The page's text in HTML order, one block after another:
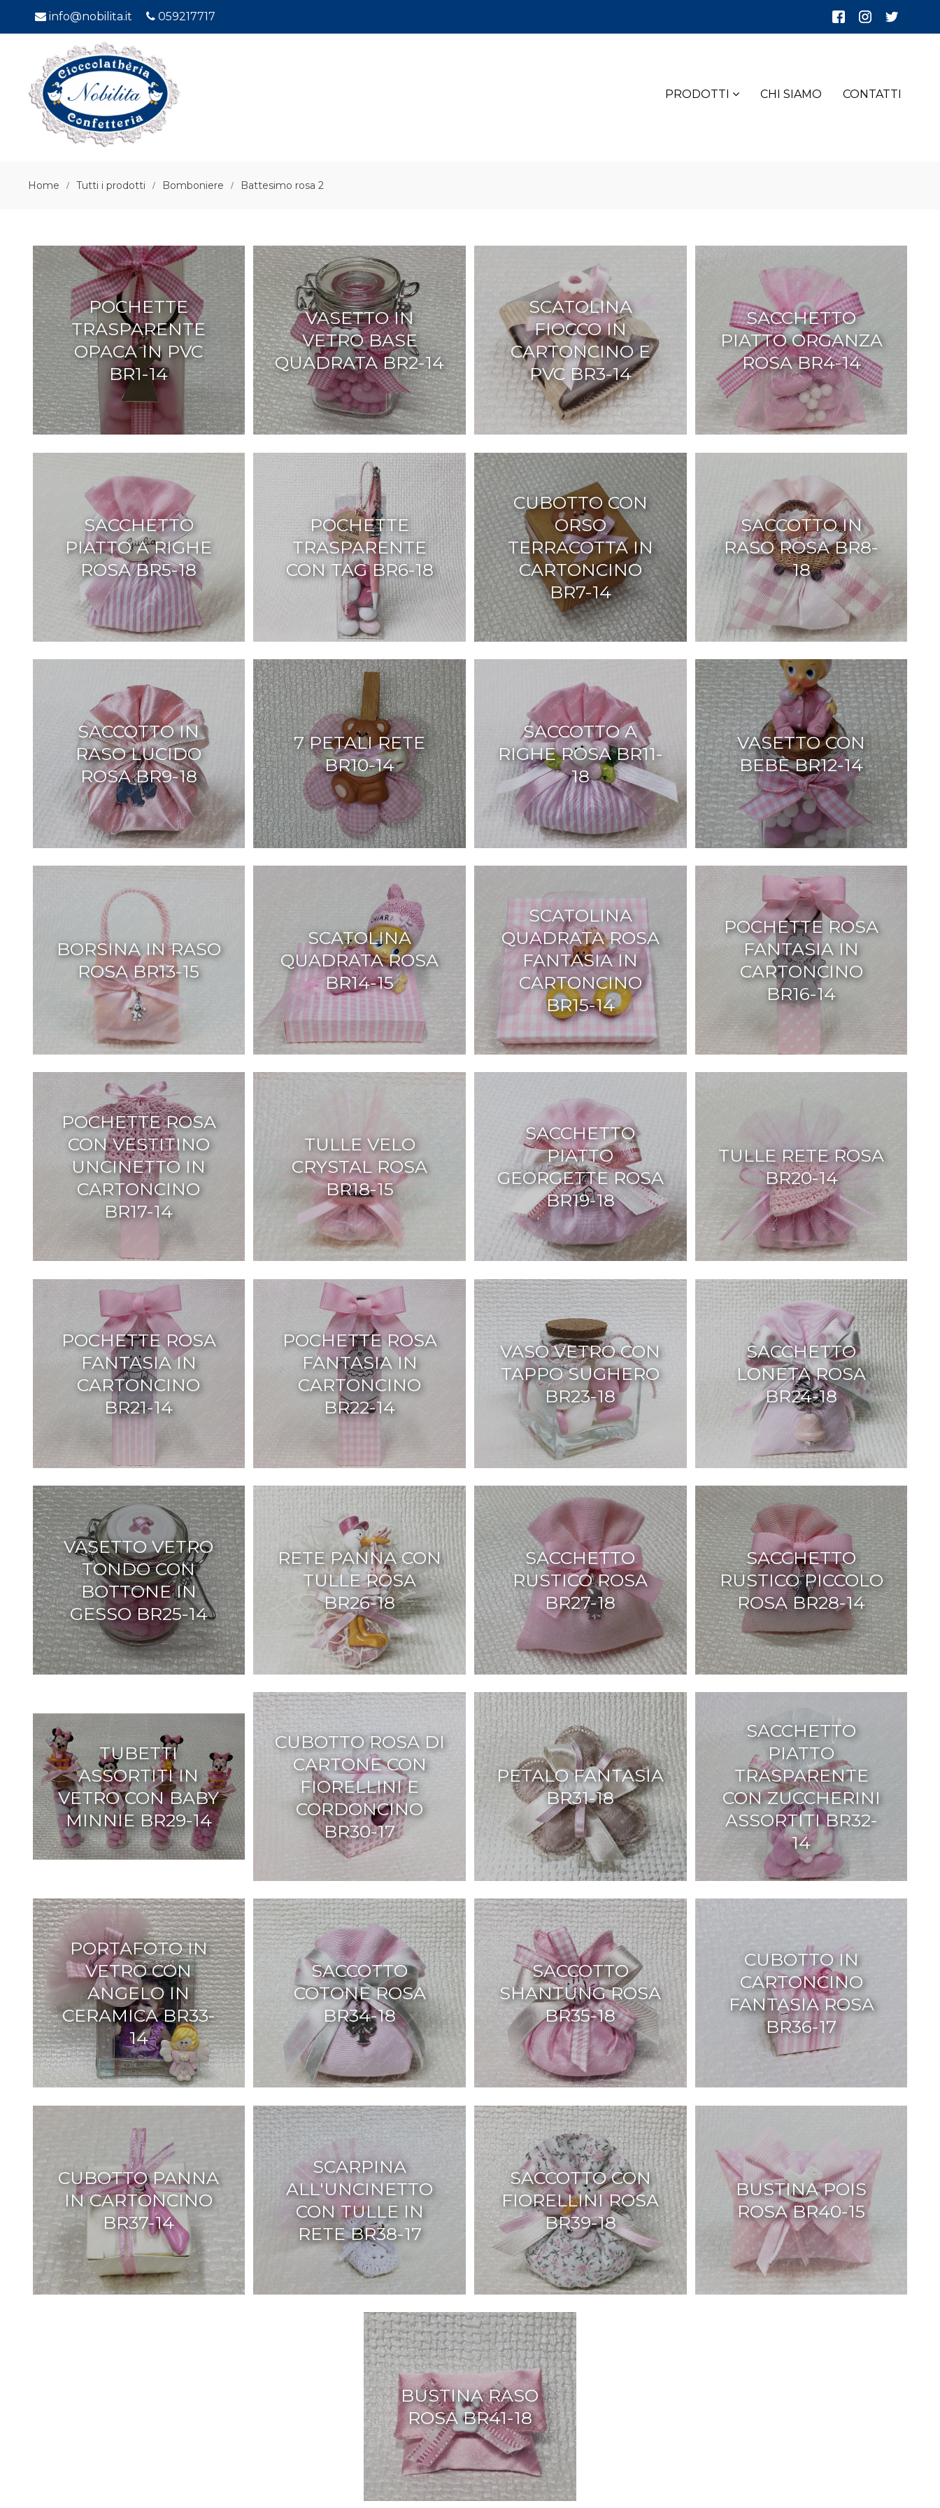
info@nobilita.it 059217717
PRODOTTI CHI SIAMO CONTATTI
Home Tutti i prodotti Bomboniere Battesimo rosa 2
POCHETTE
TRASPARENTE
OPACA IN PVC
BR1-14
VASETTO IN
VETRO BASE
QUADRATA BR2-14
SCATOLINA
FIOCCO IN
CARTONCINO E
PVC BR3-14
SACCHETTO
PIATTO ORGANZA
ROSA BR4-14
SACCHETTO
PIATTO A RIGHE
ROSA BR5-18
POCHETTE
TRASPARENTE
CON TAG BR6-18
CUBOTTO CON
ORSO
TERRACOTTA IN
CARTONCINO
BR7-14
SACCOTTO IN
RASO ROSA BR8-
18
SACCOTTO IN
RASO LUCIDO
ROSA BR9-18
7 PETALI RETE
BR10-14
SACCOTTO A
RIGHE ROSA BR11-
18
VASETTO CON
BEBÈ BR12-14
BORSINA IN RASO
ROSA BR13-15
SCATOLINA
QUADRATA ROSA
BR14-15
SCATOLINA
QUADRATA ROSA
FANTASIA IN
CARTONCINO
BR15-14
POCHETTE ROSA
FANTASIA IN
CARTONCINO
BR16-14
POCHETTE ROSA
CON VESTITINO
UNCINETTO IN
CARTONCINO
BR17-14
TULLE VELO
CRYSTAL ROSA
BR18-15
SACCHETTO
PIATTO
GEORGETTE ROSA
BR19-18
TULLE RETE ROSA
BR20-14
POCHETTE ROSA
FANTASIA IN
CARTONCINO
BR21-14
POCHETTE ROSA
FANTASIA IN
CARTONCINO
BR22-14
VASO VETRO CON
TAPPO SUGHERO
BR23-18
SACCHETTO
LONETA ROSA
BR24-18
VASETTO VETRO
TONDO CON
BOTTONE IN
GESSO BR25-14
RETE PANNA CON
TULLE ROSA
BR26-18
SACCHETTO
RUSTICO ROSA
BR27-18
SACCHETTO
RUSTICO PICCOLO
ROSA BR28-14
TUBETTI
ASSORTITI IN
VETRO CON BABY
MINNIE BR29-14
CUBOTTO ROSA DI
CARTONE CON
FIORELLINI E
CORDONCINO
BR30-17
PETALO FANTASIA
BR31-18
SACCHETTO
PIATTO
TRASPARENTE
CON ZUCCHERINI
ASSORTITI BR32-
14
PORTAFOTO IN
VETRO CON
ANGELO IN
CERAMICA BR33-
14
SACCOTTO
COTONE ROSA
BR34-18
SACCOTTO
SHANTUNG ROSA
BR35-18
CUBOTTO IN
CARTONCINO
FANTASIA ROSA
BR36-17
CUBOTTO PANNA
IN CARTONCINO
BR37-14
SCARPINA
ALL'UNCINETTO
CON TULLE IN
RETE BR38-17
SACCOTTO CON
FIORELLINI ROSA
BR39-18
BUSTINA POIS
ROSA BR40-15
BUSTINA RASO
ROSA BR41-18